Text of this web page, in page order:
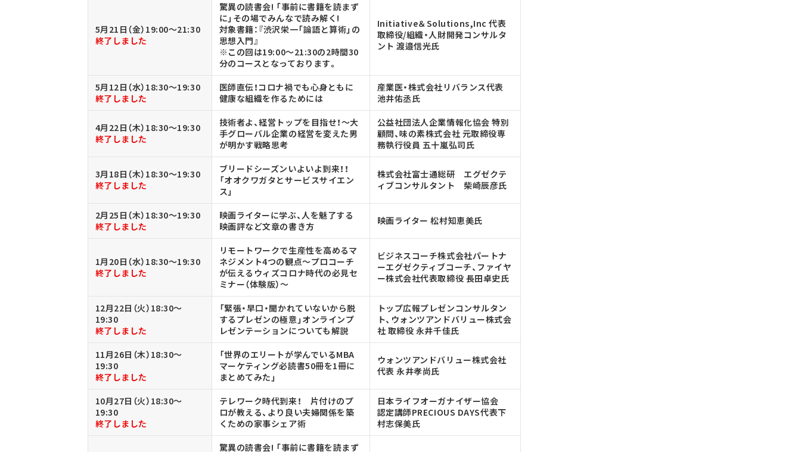
5月21日（金）19:00～21:30
終了しました
驚異の読書会! 「事前に書籍を読まず
に」その場でみんなで読み解く!
対象書籍：『渋沢栄一「論語と算術」の
思想入門』
※この回は19:00～21:30の2時間30
分のコースとなっております。
Initiative＆Solutions,Inc 代表
取締役/組織・人財開発コンサルタ
ント 渡邉信光氏
5月12日（水）18:30～19:30
終了しました
医師直伝！コロナ禍でも心身ともに
健康な組織を作るためには
産業医・株式会社リバランス代表
池井佑丞氏
4月22日（木）18:30～19:30
終了しました
技術者よ、経営トップを目指せ！～大
手グローバル企業の経営を変えた男
が明かす戦略思考
公益社団法人企業情報化協会 特別
顧問、味の素株式会社 元取締役専
務執行役員 五十嵐弘司氏
3月18日（木）18:30～19:30
終了しました
ブリードシーズンいよいよ到来！！
「オオクワガタとサービスサイエン
ス」
株式会社富士通総研 エグゼクテ
ィブコンサルタント 柴崎辰彦氏
2月25日（木）18:30～19:30
終了しました
映画ライターに学ぶ、人を魅了する
映画評など文章の書き方
映画ライター 松村知恵美氏
1月20日（水）18:30～19:30
終了しました
リモートワークで生産性を高めるマ
ネジメント4つの観点～プロコーチ
が伝えるウィズコロナ時代の必見セ
ミナー（体験版）～
ビジネスコーチ株式会社パートナ
ーエグゼクティブコーチ、ファイヤ
ー株式会社代表取締役 長田卓史氏
12月22日（火）18:30～
19:30
終了しました
「緊張・早口・聞かれていないから脱
するプレゼンの極意」オンラインプ
レゼンテーションについても解説
トップ広報プレゼンコンサルタン
ト、ウォンツアンドバリュー株式会
社 取締役 永井千佳氏
11月26日（木）18:30～
19:30
終了しました
「世界のエリートが学んでいるMBA
マーケティング必読書50冊を1冊に
まとめてみた」
ウォンツアンドバリュー株式会社
代表 永井孝尚氏
10月27日（火）18:30～
19:30
終了しました
テレワーク時代到来！ 片付けのプ
ロが教える、より良い夫婦関係を築
くための家事シェア術
日本ライフオーガナイザー協会
認定講師PRECIOUS DAYS代表下
村志保美氏
驚異の読書会! 「事前に書籍を読まず